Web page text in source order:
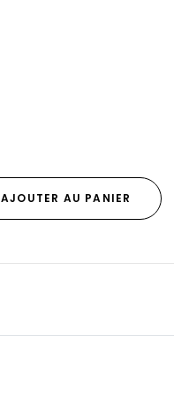
AJOUTER AU PANIER